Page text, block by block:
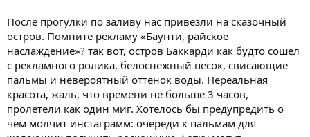
После прогулки по заливу нас привезли на сказочный
остров. Помните рекламу «Баунти, райское
наслаждение»? так вот, остров Баккарди как будто сошел
с рекламного ролика, белоснежный песок, свисающие
пальмы и невероятный оттенок воды. Нереальная
красота, жаль, что времени не больше 3 часов,
пролетели как один миг. Хотелось бы предупредить о
чем молчит инстаграмм: очереди к пальмам для